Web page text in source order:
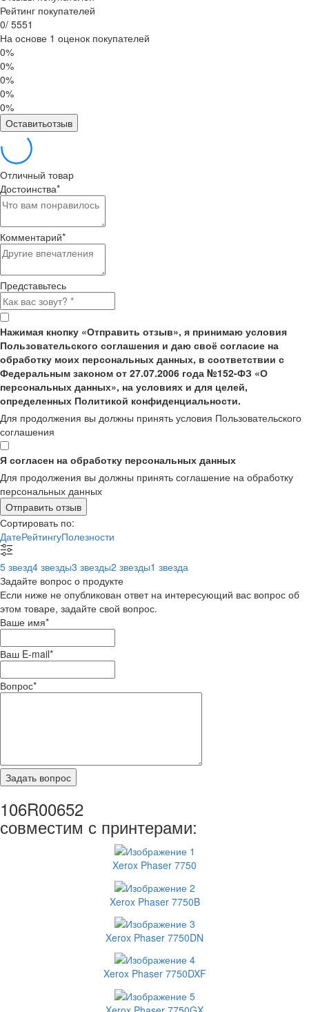
Рейтинг покупателей
0/ 5551
На основе 1 оценок покупателей
0%
0%
0%
0%
0%
Оставитьотзыв
Отличный товар
Достоинства*
Комментарий*
Представьтесь
Нажимая кнопку «Отправить отзыв», я принимаю условия
Пользовательского соглашения и даю своё согласие на
обработку моих персональных данных, в соответствии с
Федеральным законом от 27.07.2006 года №152-ФЗ «О
персональных данных», на условиях и для целей,
определенных Политикой конфиденциальности.
Для продолжения вы должны принять условия Пользовательского
соглашения
Я согласен на обработку персональных данных
Для продолжения вы должны принять соглашение на обработку
персональных данных
Отправить отзыв
Сортировать по:
ДатеРейтингуПолезности
5 звезд4 звезды3 звезды2 звезды1 звезда
Задайте вопрос о продукте
Если ниже не опубликован ответ на интересующий вас вопрос об
этом товаре, задайте свой вопрос.
Ваше имя*
Ваш E-mail*
Вопрос*
106R00652
совместим с принтерами:
Xerox Phaser 7750
Xerox Phaser 7750B
Xerox Phaser 7750DN
Xerox Phaser 7750DXF